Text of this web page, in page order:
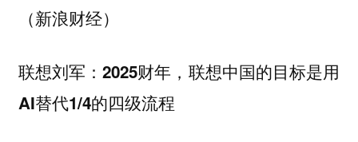
（新浪财经）
联想刘军：2025财年，联想中国的目标是用
AI替代1/4的四级流程